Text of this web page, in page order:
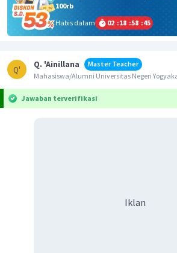
100rb
Habis dalam
02 :18 :58 :45
Q'
Q. 'Ainillana
Master Teacher
Mahasiswa/Alumni Universitas Negeri
Jawaban terverifikasi
Iklan